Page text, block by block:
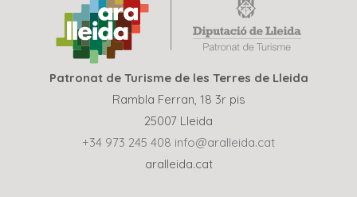
Patronat de Turisme de les Terres de Lleida
Rambla Ferran, 18 3r pis
25007 Lleida
+34 973 245 408 info@aralleida.cat
aralleida.cat